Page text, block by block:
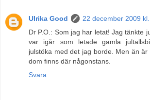
Ulrika Good
22 december 2009
Dr P.O.: Som jag har letat! Jag tänkte
var igår som letade gamla
julstöka med det jag borde. Men än är
dom finns där någonstans.
Svara